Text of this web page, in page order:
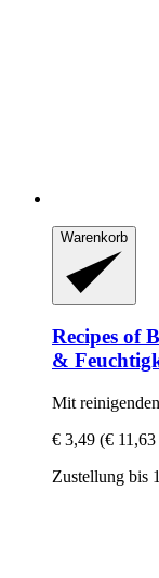
Warenkorb
Recipes of
&
Mit
€ 3,49 (€
Zustellung bis